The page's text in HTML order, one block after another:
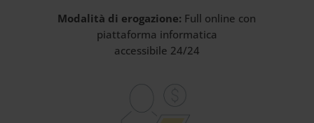
Modalità di erogazione: Full online con
piattaforma informatica
accessibile 24/24